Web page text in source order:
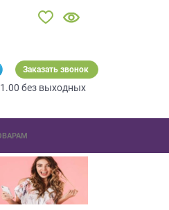
Заказать звонок
без выходных